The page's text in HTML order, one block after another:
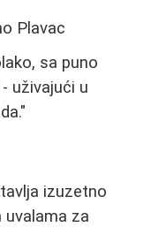
Plavac
sa puno
uživajući u
izuzetno
za